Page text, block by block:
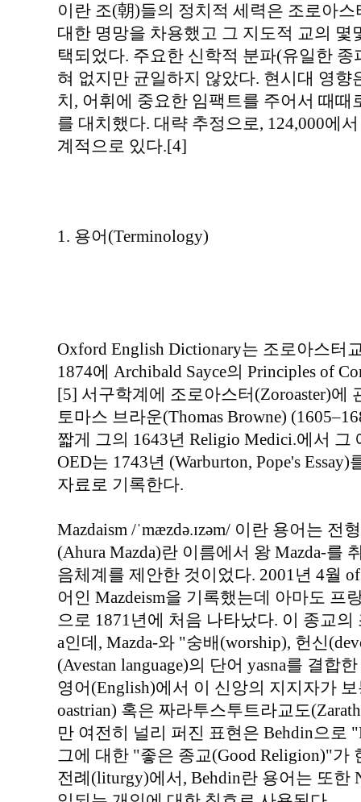
이란 조(朝)들의 정치적 세력은 조로아스
대한 명망을 차용했고 그 지도적 교의
택되었다. 주요한 신학적 분파(유일한
혀 없지만 균일하지 않았다. 현시대 영향
치, 어휘에 중요한 임팩트를 주어서 때
를 대치했다. 대략 추정으로, 124,000에
계적으로 있다.[4]
1. 용어(Terminology)
Oxford English Dictionary는 조로아스터
1874에 Archibald Sayce의 Principles of
[5] 서구학계에 조로아스터(Zoroaster)에
토마스 브라운(Thomas Browne)
짧게 그의 1643년 Religio Medici.에서 그
OED는 1743년 (Warburton, Pope's
자료로 기록한다.
Mazdaism /ˈmæzdə.ɪzəm/ 이란 용어는
(Ahura Mazda)란 이름에서 왕 Mazda-를
음체계를 제안한 것이었다. 2001년 4월
어인 Mazdeism을 기록했는데 아마도 프
으로 1871년에 처음 나타났다. 이 종교의
a인데, Mazda-와 "숭배(worship), 헌신
(Avestan language)의 단어 yasna를 결합
영어(English)에서 이 신앙의 지지자가
oastrian) 혹은 짜라투스투트라교도
만 여전히 널리 퍼진 표현은 Behdin으로
그에 대한 "좋은 종교(Good Religion)"가
전례(liturgy)에서, Behdin란 용어는 또한